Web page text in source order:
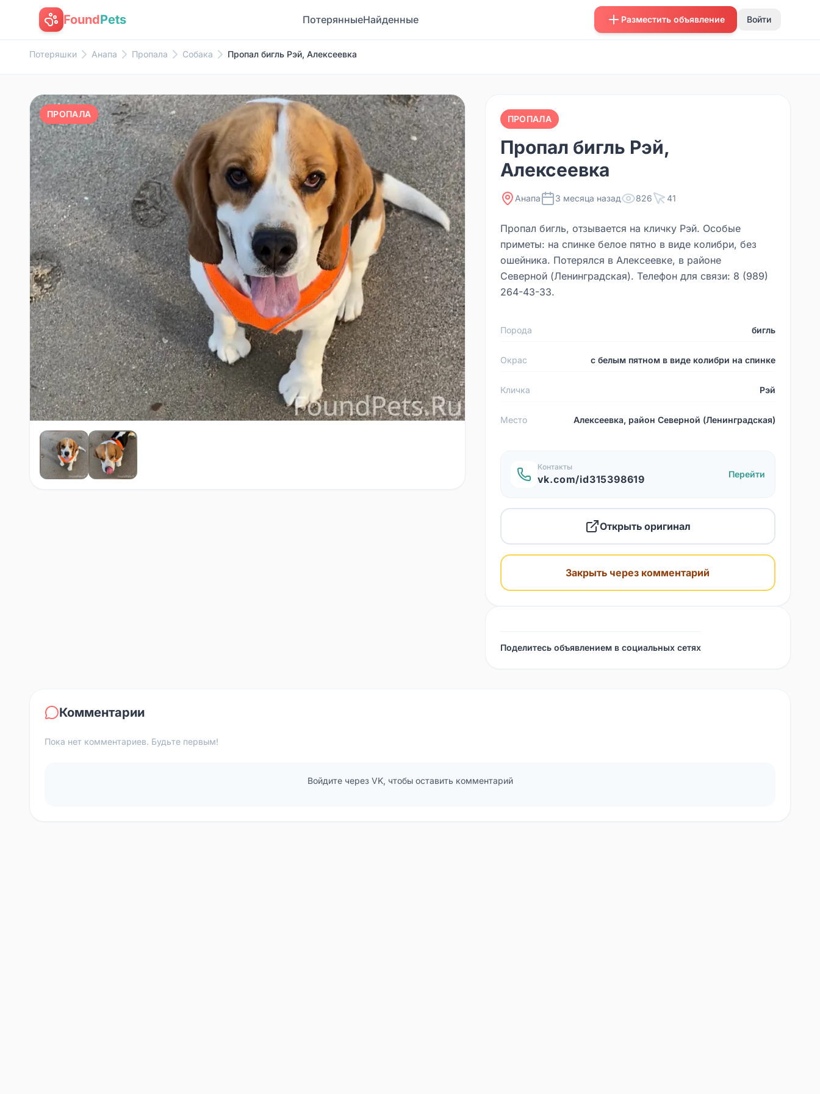
FoundPets ПотерянныеНайденные Разместить объявление Войти
Потеряшки Анапа Пропала Собака Пропал бигль Рэй, Алексеевка
ПРОПАЛА ПРОПАЛА
Пропал бигль Рэй,
Алексеевка
Анапа 3 месяца назад 826 41
Пропал бигль, отзывается на кличку Рэй. Особые
приметы: на спинке белое пятно в виде колибри, без
ошейника. Потерялся в Алексеевке, в районе
Северной (Ленинградская). Телефон для связи: 8 (989)
264-43-33.
Порода бигль
Окрас с белым пятном в виде колибри на спинке
Кличка Рэй
Место Алексеевка, район Северной (Ленинградская)
Контакты
vk.com/id315398619 Перейти
Открыть оригинал
Закрыть через комментарий
Поделитесь объявлением в социальных сетях
Комментарии
Пока нет комментариев. Будьте первым!
Войдите через VK, чтобы оставить комментарий